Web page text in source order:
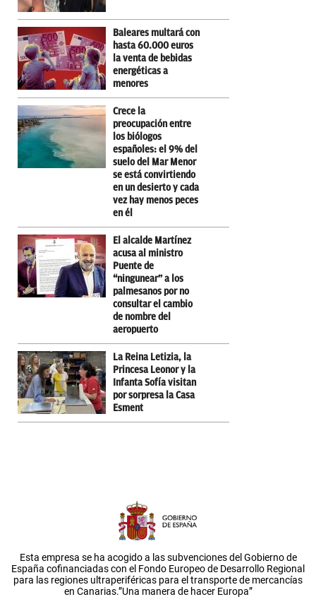
Baleares multará con
hasta 60.000 euros
la venta de bebidas
energéticas a
menores
Crece la
preocupación entre
los biólogos
españoles: el 9% del
suelo del Mar Menor
se está convirtiendo
en un desierto y cada
vez hay menos peces
en él
El alcalde Martínez
acusa al ministro
Puente de
“ningunear” a los
palmesanos por no
consultar el cambio
de nombre del
aeropuerto
La Reina Letizia, la
Princesa Leonor y la
Infanta Sofía visitan
por sorpresa la Casa
Esment
Esta empresa se ha acogido a las subvenciones del Gobierno de
España cofinanciadas con el Fondo Europeo de Desarrollo Regional
para las regiones ultraperiféricas para el transporte de mercancías
en Canarias.”Una manera de hacer Europa”